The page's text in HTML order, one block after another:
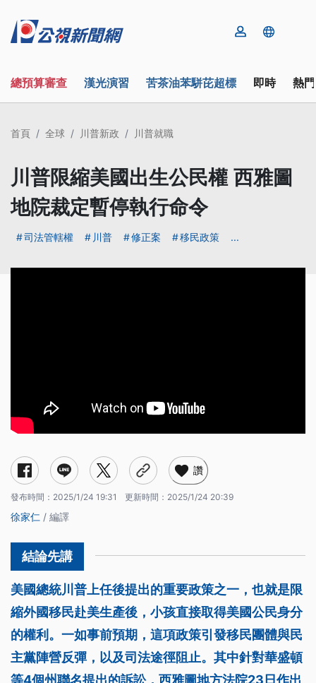
總預算審查 漢光演習 苦茶油苯駢芘超標 即時 熱
首頁 全球 川普新政 川普就職
川普限縮美國出生公民權 西雅圖
地院裁定暫停執行命令
司法管轄權 川普 修正案 移民政策 ...
讚
發布時間： 2025/1/24 19:31 更新時間： 2025/1/24 20:39
徐家仁 / 編譯
美國總統川普上任後提出的重要政策之一，也就是限
縮外國移民赴美生產後，小孩直接取得美國公民身分
的權利。一如事前預期，這項政策引發移民團體與民
主黨陣營反彈，以及司法途徑阻止。其中針對華盛頓
等4個州聯名提出的訴訟，西雅圖地方法院23日作出